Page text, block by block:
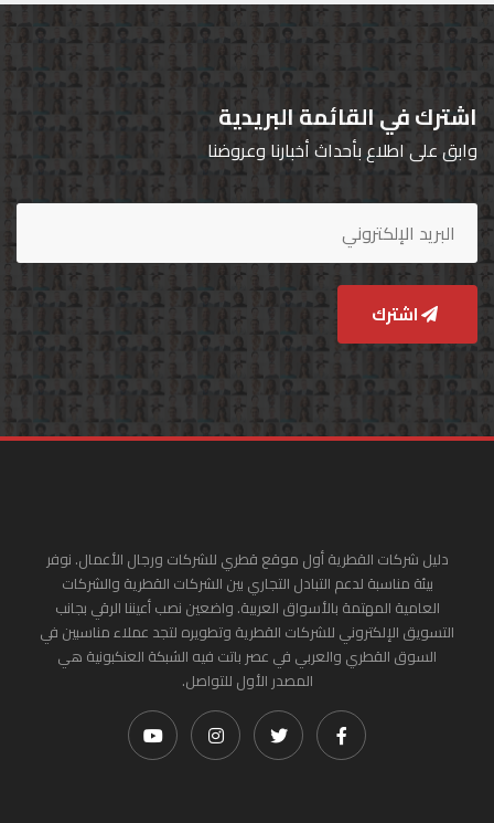
اشترك في القائمة البريدية
وابق على اطلاع بأحداث أخبارنا وعروضنا
اشترك
دليل شركات القطرية أول موقع قطري للشركات ورجال الأعمال. نوفر
بيئة مناسبة لدعم التبادل التجاري بين الشركات القطرية والشركات
العامية المهتمة بالأسواق العربية. واضعين نصب أعيننا الرقي بجانب
التسويق الإلكتروني للشركات القطرية وتطويره لتجد عملاء مناسبين في
السوق القطري والعربي في عصر باتت فيه الشبكة العنكبونية هي
المصدر الأول للتواصل.